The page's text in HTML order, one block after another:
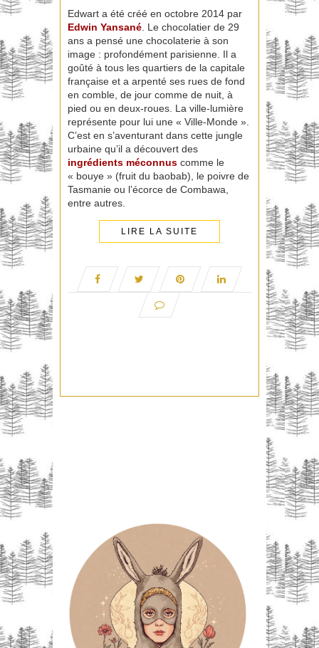
Edwart a été créé en octobre 2014 par
Edwin Yansané. Le chocolatier de 29
ans a pensé une chocolaterie à son
image : profondément parisienne. Il a
goûté à tous les quartiers de la capitale
française et a arpenté ses rues de fond
en comble, de jour comme de nuit, à
pied ou en deux-roues. La ville-lumière
représente pour lui une « Ville-Monde ».
C’est en s’aventurant dans cette jungle
urbaine qu’il a découvert des
ingrédients méconnus comme le
« bouye » (fruit du baobab), le poivre de
Tasmanie ou l’écorce de Combawa,
entre autres.
LIRE LA SUITE